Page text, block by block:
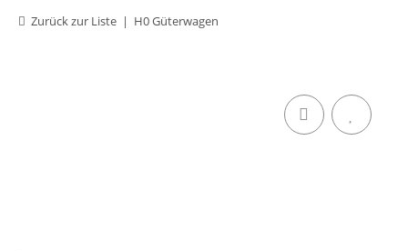
Zurück zur Liste H0 Güterwagen